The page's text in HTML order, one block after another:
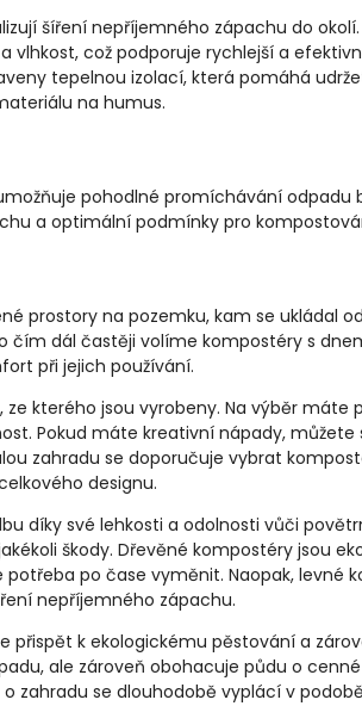
šíření nepříjemného zápachu do
což podporuje rychlejší a
tepelnou izolací, která pomáhá
na humus.
pohodlné promíchávání odpadu
a optimální podmínky pro
prostory na pozemku, kam se ukládal
dál častěji volíme kompostéry s
při jejich používání.
kterého jsou vyrobeny. Na výběr máte
Pokud máte kreativní nápady, můžete
zahradu se doporučuje vybrat
designu.
díky své lehkosti a odolnosti vůči
škody. Dřevěné kompostéry jsou
po čase vyměnit. Naopak, levné
nepříjemného zápachu.
přispět k ekologickému pěstování a
ale zároveň obohacuje půdu o
zahradu se dlouhodobě vyplácí v